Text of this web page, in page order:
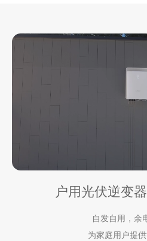
全屋绿电 零碳
户用光伏逆变器
自发自用，余
为家庭用户提